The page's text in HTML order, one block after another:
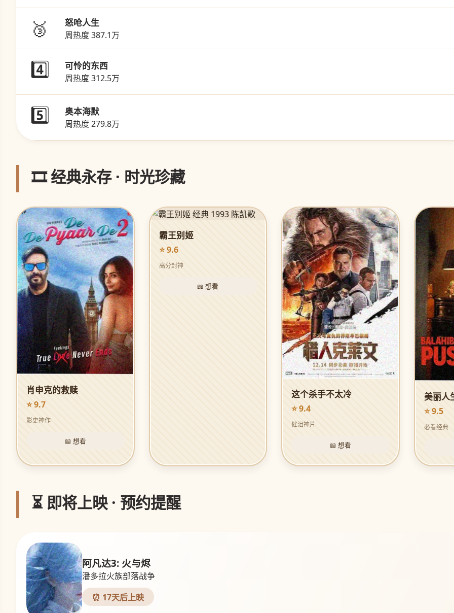
🥉 怒呛人生
周热度 387.1万
4️⃣ 可怜的东西
周热度 312.5万
5️⃣ 奥本海默
周热度 279.8万
🎞️ 经典永存 · 时光珍藏
肖申克的救赎
⭐ 9.7
影史神作
📖 想看
霸王别姬
⭐ 9.6
高分封神
📖 想看
这个杀手不太冷
⭐ 9.4
催泪神片
📖 想看
美丽人
⭐ 9.5
必看经典
⏳ 即将上映 · 预约提醒
阿凡达3: 火与烬
潘多拉火族部落战争
⏰ 17天后上映